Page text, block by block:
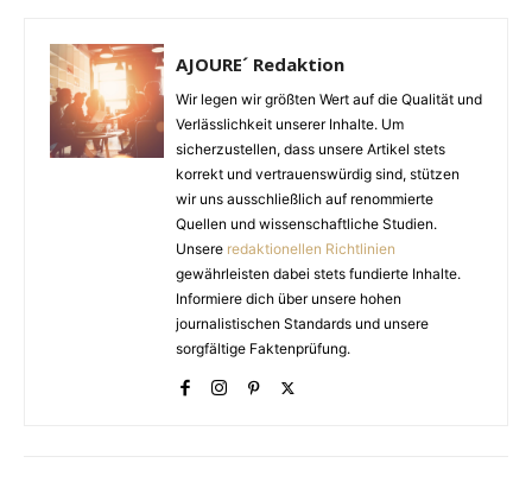
AJOURE´ Redaktion
Wir legen wir größten Wert auf die Qualität und
Verlässlichkeit unserer Inhalte. Um
sicherzustellen, dass unsere Artikel stets
korrekt und vertrauenswürdig sind, stützen
wir uns ausschließlich auf renommierte
Quellen und wissenschaftliche Studien.
Unsere redaktionellen Richtlinien
gewährleisten dabei stets fundierte Inhalte.
Informiere dich über unsere hohen
journalistischen Standards und unsere
sorgfältige Faktenprüfung.